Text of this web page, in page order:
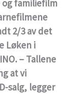
familiefilm
2/3 av det
Løken i
– Tallene
at vi
salg, legger